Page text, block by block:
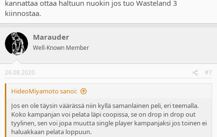
kannattaa ottaa haltuun nuokin jos tuo Wasteland 3
kiinnostaa.
Marauder
Well-Known Member
26.08.2020 #7
HideoMiyamoto sanoi:
Jos en ole täysin väärässä niin kyllä samanlainen peli, eri teemalla.
Koko kampanjan voi pelata läpi coopissa, se on drop in drop out
tyylinen, sen voi jopa muutta single player kampanjaksi jos toinen ei
haluakkaan pelata loppuun.